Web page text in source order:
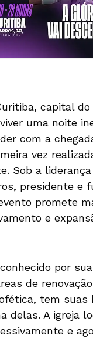
capital do
uma noite
com a
vez
Sob a
presidente e
promete
e
por
de
tem suas
delas. A igreja
e